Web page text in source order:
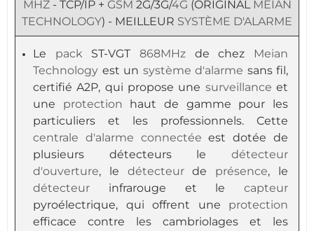
MHZ- TCP/IP + GSM 2G/3G/4G (ORIGINAL MEIAN
TECHNOLOGY) - MEILLEUR SYSTÈME D'ALARME
Le packST-VGT868MHz de chez
Meian
Technology est un système d'alarme sans fil,
certifié A2P, qui propose une surveillance et
une protection haut de gamme pour les
particuliers et les professionnels. Cette
centrale d'alarme connectée est dotée de
plusieurs détecteurs le détecteur
d'ouverture, le détecteurde présence, le
détecteur infrarouge et le capteur
pyroélectrique, qui offrent une protection
efficace contre les cambriolages et les